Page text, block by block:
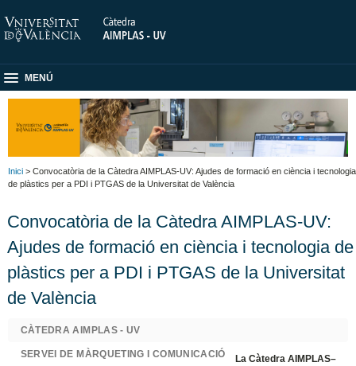
MENÚ
Inici > Convocatòria de la Càtedra AIMPLAS-UV: Ajudes de formació en ciència i tecnologia
de plàstics per a PDI i PTGAS de la Universitat de València
Convocatòria de la Càtedra AIMPLAS-UV:
Ajudes de formació en ciència i tecnologia de
plàstics per a PDI i PTGAS de la Universitat
de València
CÀTEDRA AIMPLAS - UV
SERVEI DE MÀRQUETING I COMUNICACIÓ
La Càtedra AIMPLAS–